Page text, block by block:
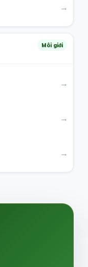
→
Môi giới
→
→
→